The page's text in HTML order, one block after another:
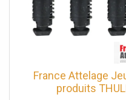
France Attelage
produits